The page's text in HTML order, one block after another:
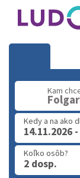
Kam
Kedy a na ako
14.11.2026
Koľko osôb?
2 dosp.